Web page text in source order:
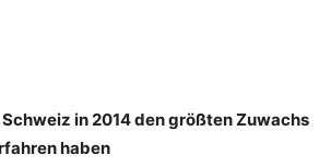
in 2014 den größten Zuwachs
haben